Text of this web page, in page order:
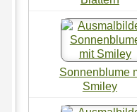
Sonnenblume
Smiley